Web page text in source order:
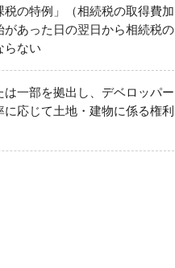
の特例」（相続税の取得費加
あった日の翌日から相続税の
らない
一部を拠出し、デベロッパー
応じて土地・建物に係る権利